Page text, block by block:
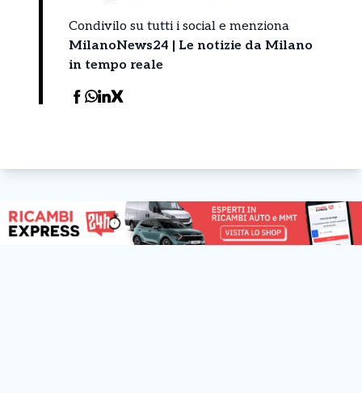
Condivilo su tutti i social e menziona
MilanoNews24 | Le notizie da Milano
in tempo reale